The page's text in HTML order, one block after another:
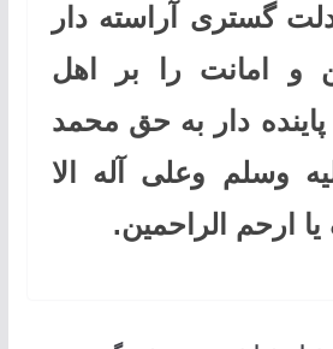
گستری آراسته دار
و امانت را بر اهل
پاینده دار به حق محمد
وسلم وعلی آله الا
ارحم الراحمین.